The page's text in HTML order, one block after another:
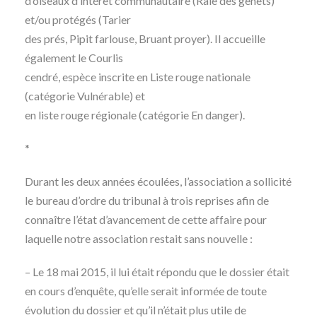
et/ou protégés (Tarier
des prés, Pipit farlouse, Bruant proyer). Il accueille
également le Courlis
cendré, espèce inscrite en Liste rouge nationale
(catégorie Vulnérable) et
en liste rouge régionale (catégorie En danger).
*
Durant les deux années écoulées, l’association a sollicité
le bureau d’ordre du tribunal à trois reprises afin de
connaître l’état d’avancement de cette affaire pour
laquelle notre association restait sans nouvelle :
– Le 18 mai 2015, il lui était répondu que le dossier était
en cours d’enquête, qu’elle serait informée de toute
évolution du dossier et qu’il n’était plus utile de